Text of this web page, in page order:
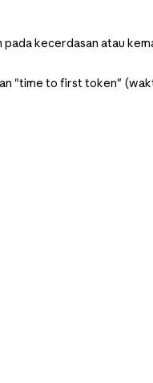
kecerdasan atau
"time to first token"